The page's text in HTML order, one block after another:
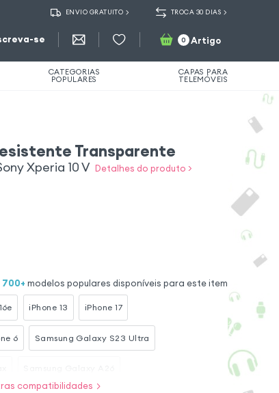
ENVIO GRATUITO TROCA 30 DIAS
se 0 Artigo
CATEGORIAS
POPULARES
CAPAS PARA
TELEMÓVEIS
Transparente
Xperia 10 V Detalhes do produto >
700+ modelos populares disponíveis para este item
iPhone 13 iPhone 17
6 Samsung Galaxy S23 Ultra
compatibilidades